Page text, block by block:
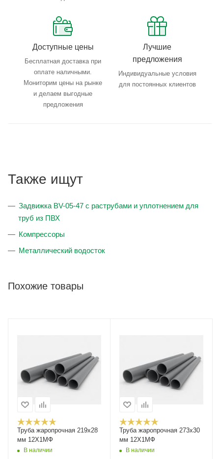
Доступные цены
Бесплатная доставка при
оплате наличными.
Мониторим цены на рынке
и делаем выгодные
предложения
Лучшие
предложения
Индивидуальные условия
для постоянных клиентов
Также ищут
Задвижка BV-05-47 с раструбами и уплотнением для
труб из ПВХ
Компрессоры
Металлический водосток
Похожие товары
Труба жаропрочная 219х28
мм 12Х1МФ
В наличии
Труба жаропрочная 273х30
мм 12Х1МФ
В наличии